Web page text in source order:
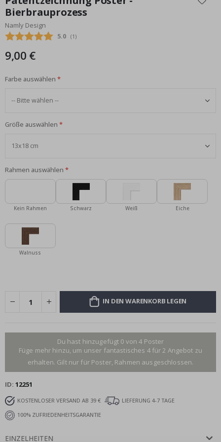
der
Bildgalerie
springen
Bierbrauprozess
Namly Design
Durchschnittliche Bewertung:
5.0 (abgegebene bewertungen:
1 )
9,00 €
Farbe auswählen
Größe auswählen
Rahmen auswählen
Kein Rahmen Schwarz Weiß Eiche
Walnuss
IN DEN WARENKORB LEGEN
Du hast hinzugefügt 0 von 4 Poster
Füge mehr hinzu, um unser fantastisches 4 für 2 Angebot zu
erhalten. Gilt nur für Poster, Rahmen ausgeschlossen.
ID 12251
KOSTENLOSER VERSAND AB 39 €
LIEFERUNG 4-7 TAGE
100% ZUFRIEDENHEITSGARANTIE
EINZELHEITEN